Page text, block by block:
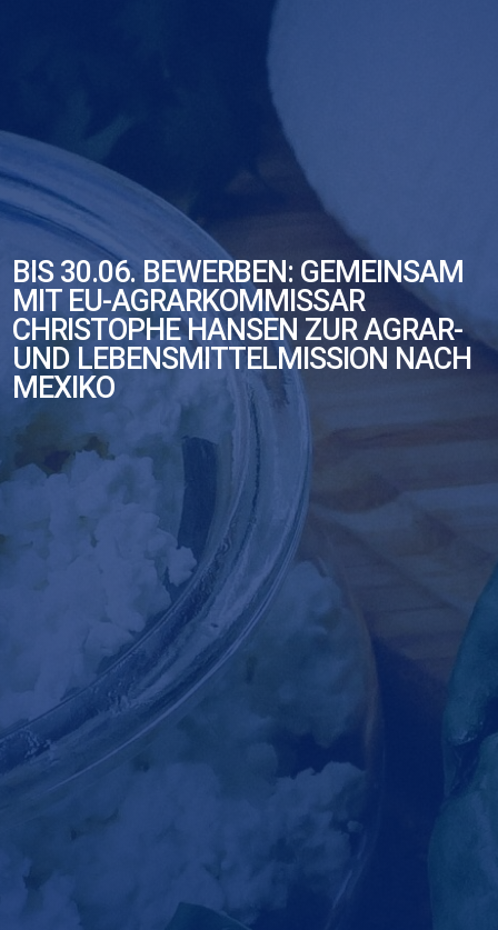
BIS 30.06. BEWERBEN: GEMEINSAM
MIT EU-AGRARKOMMISSAR
CHRISTOPHE HANSEN ZUR AGRAR-
UND LEBENSMITTELMISSION NACH
MEXIKO